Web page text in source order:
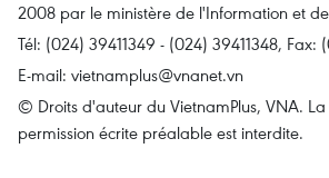
2008 par le ministère de l'Information et
Tél: (024) 39411349 - (024) 39411348, Fax:
E-mail: vietnamplus@vnanet.vn
© Droits d'auteur du VietnamPlus, VNA.
permission écrite préalable est interdite.